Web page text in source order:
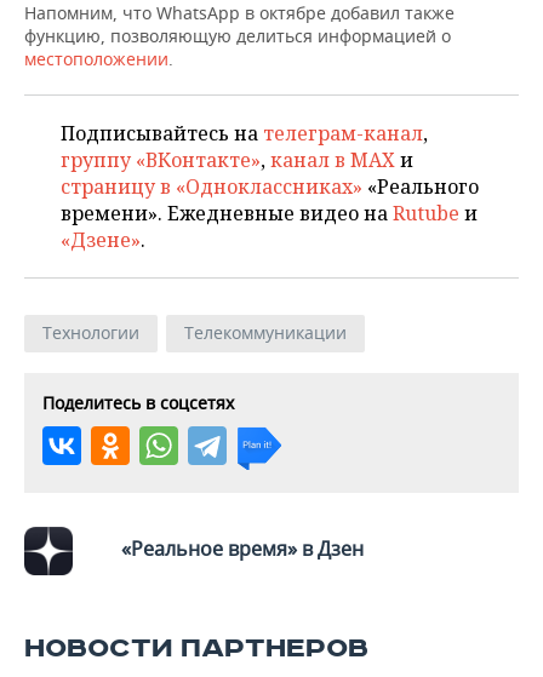
ОПК
ЭНЕРГЕТИКА
ТРАНСПОРТ
IT
ТЕЛЕКОММУНИКАЦИИ
НОВОСТИ МЕРОПРИЯТИЙ
БИЗНЕС-БРАНЧИ
ONLINE-КОНФЕРЕНЦИИ
ОТКРЫТАЯ ЛЕКЦИЯ
СПОРТ
ФУТБОЛ
ХОККЕЙ
БАСКЕТБОЛ
ФИГУРНОЕ КАТАНИЕ
ВОДНЫЕ ВИДЫ СПОРТА
ХОККЕЙ С МЯЧОМ
НОВОСТИ ОБЩЕСТВА
ВЛАСТЬ
ИНФРАСТРУКТУРА
МЕДИЦИНА
ОБРАЗОВАНИЕ
ПРОИСШЕСТВИЯ
ФОТОГАЛЕРЕЯ
СЮЖЕТЫ
СПРАВОЧНИК
Напомним, что WhatsApp в октябре добавил также
функцию, позволяющую делиться информацией о
местоположении.
Подписывайтесь на телеграм-канал,
группу «ВКонтакте»,канал в MAXи
страницу в «Одноклассниках» «Реального
времени». Ежедневные видео наRutube и
«Дзене».
Технологии Телекоммуникации
Поделитесь в соцсетях
«Реальное время» в Дзен
НОВОСТИ ПАРТНЕРОВ